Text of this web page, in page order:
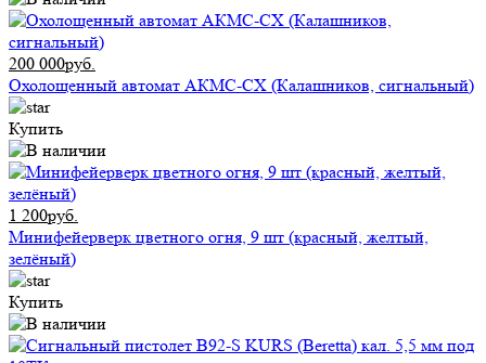
200 000руб.
Охолощенный автомат АКМС-СХ (Калашников, сигнальный)
Купить
1 200руб.
Минифейерверк цветного огня, 9 шт (красный, желтый,
зелёный)
Купить